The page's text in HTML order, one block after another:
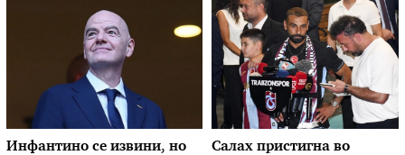
Инфантино се извини, но
Салах пристигна во